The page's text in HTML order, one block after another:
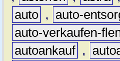
auto , auto-
auto-verkaufen-
autoankauf ,